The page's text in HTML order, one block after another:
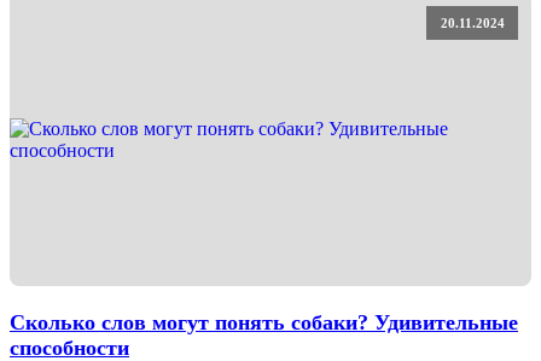
20.11.2024
Сколько слов могут понять собаки? Удивительные
способности